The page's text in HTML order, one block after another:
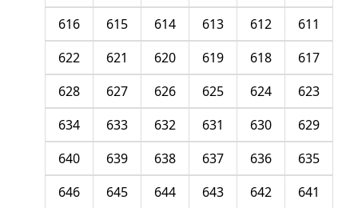
611
612
613
614
615
616
617
618
619
620
621
622
623
624
625
626
627
628
629
630
631
632
633
634
635
636
637
638
639
640
641
642
643
644
645
646